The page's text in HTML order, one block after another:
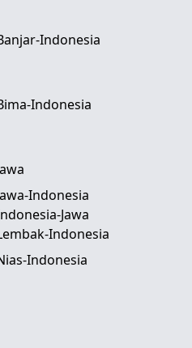
Indonesia
Indonesia
Indonesia
Jawa
Indonesia
Indonesia